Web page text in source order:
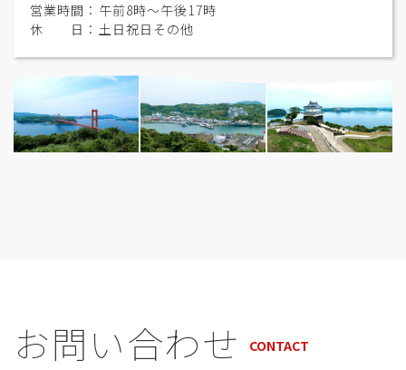
営業時間：午前8時〜午後17時
休 日：土日祝日その他
お問い合わせ CONTACT